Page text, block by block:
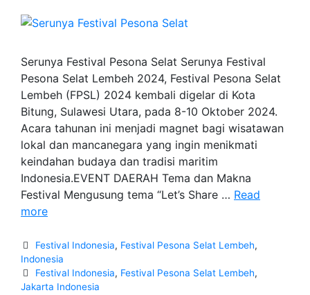
Serunya Festival Pesona Selat Serunya Festival
Pesona Selat Lembeh 2024, Festival Pesona Selat
Lembeh (FPSL) 2024 kembali digelar di Kota
Bitung, Sulawesi Utara, pada 8-10 Oktober 2024.
Acara tahunan ini menjadi magnet bagi wisatawan
lokal dan mancanegara yang ingin menikmati
keindahan budaya dan tradisi maritim
Indonesia.EVENT DAERAH Tema dan Makna
Festival Mengusung tema “Let’s Share … Read
moreSerunya
Pesona
Selat
Lembeh
Categories
Festival Indonesia, Festival Pesona Selat Lembeh,
Indonesia
Tags
Festival Indonesia, Festival Pesona Selat Lembeh,
Jakarta Indonesia